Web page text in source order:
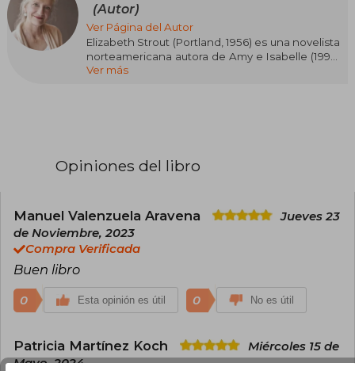
(Autor)
Ver Página del Autor
Elizabeth Strout (Portland, 1956) es una novelista
norteamericana autora de Amy e Isabelle (1998,
ganadora del Premio Art Seidenbaum de Los
se convirtió en una aclamada serie de
William (considerado uno de los mejores libros
del año según The Times y finalista del Premio
Booker, con la que Alfaguara inició en 2022 la
publicación de la obra de Strout), y, ahora, Lucy y
PEN/Faulkner y del Premio Orange.
Actualmente vive entre Nueva York y Portland.
Ver más
Opiniones del libro
Manuel Valenzuela Aravena
Jueves 23
de Noviembre, 2023
Compra Verificada
Buen libro
0 Esta opinión es útil 0 No es útil
Patricia Martínez Koch
Miércoles 15 de
Mayo, 2024